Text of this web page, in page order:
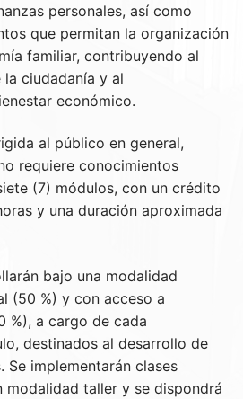
personales, así como
que permitan la organización
familiar, contribuyendo al
ciudadanía y al
económico.
al público en general,
requiere conocimientos
(7) módulos, con un crédito
y una duración aproximada
bajo una modalidad
(50 %) y con acceso a
%), a cargo de cada
destinados al desarrollo de
implementarán clases
taller y se dispondrá